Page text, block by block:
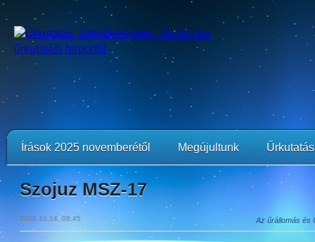
Írások 2025 novemberétől Megújultunk
Szojuz MSZ-17
2020.10.14. 08:45 Az űrállomás és